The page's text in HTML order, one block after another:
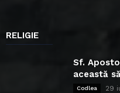
RELIGIE
Sf.
această
Codlea 29